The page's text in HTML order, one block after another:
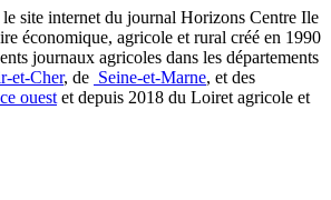
site internet du journal Horizons Centre Ile
économique, agricole et rural créé en 1990
journaux agricoles dans les départements
et-Cher, de Seine-et-Marne, et des
ouest et depuis 2018 du Loiret agricole et